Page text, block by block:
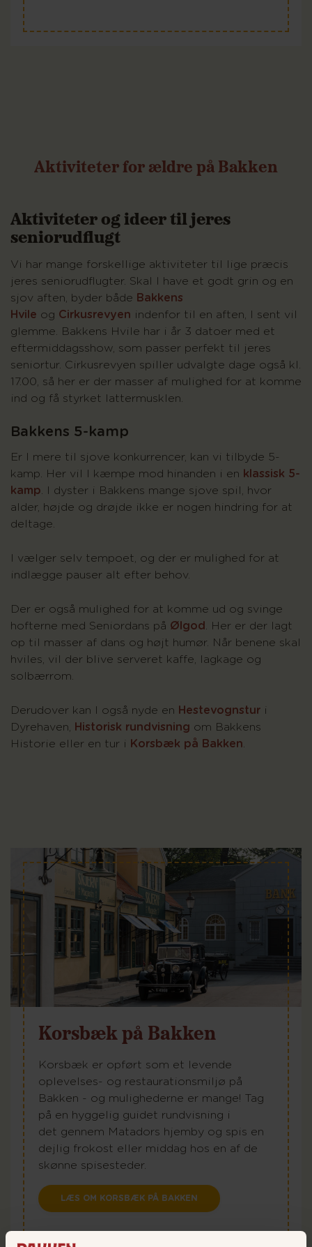
Aktiviteter for ældre på Bakken
Aktiviteter og ideer til jeres
seniorudflugt
Vi har mange forskellige aktiviteter til lige præcis
jeres seniorudflugter. Skal I have et godt grin og en
sjov aften, byder både Bakkens
Hvile og Cirkusrevyen indenfor til en aften, I sent vil
glemme. Bakkens Hvile har i år 3 datoer med et
eftermiddagsshow, som passer perfekt til jeres
seniortur. Cirkusrevyen spiller udvalgte dage også kl.
17.00, så her er der masser af mulighed for at komme
ind og få styrket lattermusklen.
Bakkens 5-kamp
Er I mere til sjove konkurrencer, kan vi tilbyde 5-
kamp. Her vil I kæmpe mod hinanden i en klassisk 5-
kamp. I dyster i Bakkens mange sjove spil, hvor
alder, højde og drøjde ikke er nogen hindring for at
deltage.
I vælger selv tempoet, og der er mulighed for at
indlægge pauser alt efter behov.
Der er også mulighed for at komme ud og svinge
hofterne med Seniordans på Ølgod . Her er der lagt
op til masser af dans og højt humør. Når benene skal
hviles, vil der blive serveret kaffe, lagkage og
solbærrom.
Derudover kan I også nyde en Hestevognstur i
Dyrehaven, Historisk rundvisning om Bakkens
Historie eller en tur i
Korsbæk på Bakken.
Korsbæk på Bakken
Korsbæk er opført som et levende
oplevelses- og restaurationsmiljø på
Bakken - og mulighederne er mange! Tag
på en hyggelig guidet rundvisning i
det gennem Matadors hjemby og spis en
dejlig frokost eller middag hos en af de
skønne spisesteder.
LÆS OM KORSBÆK PÅ BAKKEN